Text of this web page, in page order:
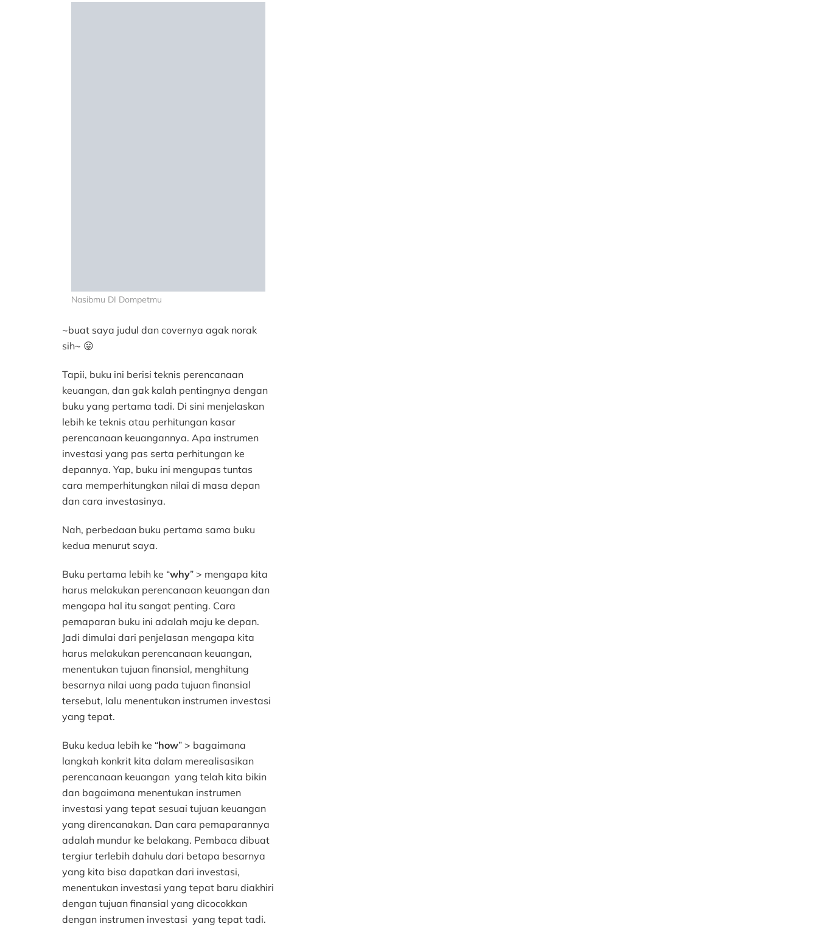
Nasibmu DI Dompetmu
~buat saya judul dan covernya agak norak
sih~ 😛
Tapii, buku ini berisi teknis perencanaan
keuangan, dan gak kalah pentingnya dengan
buku yang pertama tadi. Di sini menjelaskan
lebih ke teknis atau perhitungan kasar
perencanaan keuangannya. Apa instrumen
investasi yang pas serta perhitungan ke
depannya. Yap, buku ini mengupas tuntas
cara memperhitungkan nilai di masa depan
dan cara investasinya.
Nah, perbedaan buku pertama sama buku
kedua menurut saya.
Buku pertama lebih ke “why” > mengapa kita
harus melakukan perencanaan keuangan dan
mengapa hal itu sangat penting. Cara
pemaparan buku ini adalah maju ke depan.
Jadi dimulai dari penjelasan mengapa kita
harus melakukan perencanaan keuangan,
menentukan tujuan finansial, menghitung
besarnya nilai uang pada tujuan finansial
tersebut, lalu menentukan instrumen investasi
yang tepat.
Buku kedua lebih ke “how” > bagaimana
langkah konkrit kita dalam merealisasikan
perencanaan keuangan yang telah kita bikin
dan bagaimana menentukan instrumen
investasi yang tepat sesuai tujuan keuangan
yang direncanakan. Dan cara pemaparannya
adalah mundur ke belakang. Pembaca dibuat
tergiur terlebih dahulu dari betapa besarnya
yang kita bisa dapatkan dari investasi,
menentukan investasi yang tepat baru diakhiri
dengan tujuan finansial yang dicocokkan
dengan instrumen investasi yang tepat tadi.